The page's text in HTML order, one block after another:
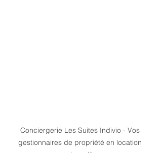
Conciergerie Les Suites Indivio - Vos
gestionnaires de propriété en location